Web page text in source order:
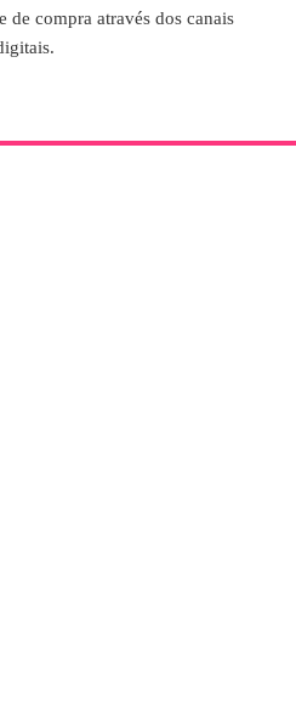
de compra através dos canais